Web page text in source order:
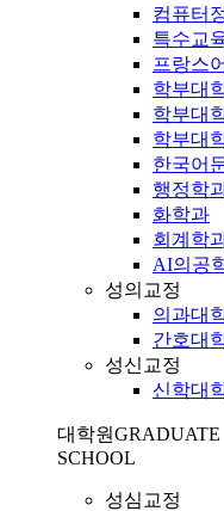
컴퓨터
특수교
프랑스
학부대
학부대
학부대
한국어
행정학
화학과
회계학
AI의공
성의교정
의과대
간호대
성신교정
신학대
대학원GRADUATE
SCHOOL
성심교정